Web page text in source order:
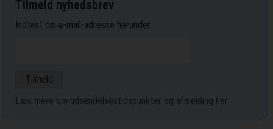
Tilmeld nyhedsbrev
Indtast din e-mail-adresse herunder.
Læs mere om udsendelsestidspunkter og afmelding her.